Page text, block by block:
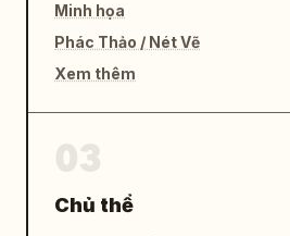
Minh họa
Phác Thảo / Nét Vẽ
Xem thêm
Chủ thể